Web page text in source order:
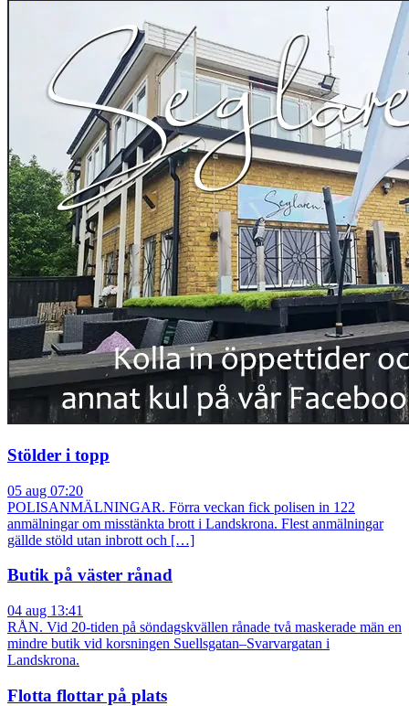
Stölder i topp
05 aug 07:20
POLISANMÄLNINGAR. Förra veckan fick polisen in 122
anmälningar om misstänkta brott i Landskrona. Flest anmälningar
gällde stöld utan inbrott och […]
Butik på väster rånad
04 aug 13:41
RÅN. Vid 20-tiden på söndagskvällen rånade två maskerade män en
mindre butik vid korsningen Suellsgatan–Svarvargatan i
Landskrona.
Flotta flottar på plats